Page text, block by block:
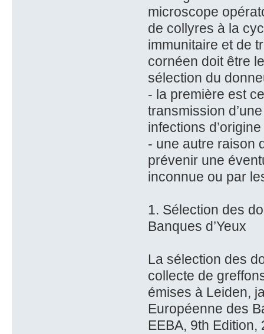
microscope
de collyres à la
immunitaire et de
cornéen doit être
sélection du
- la première est
transmission
infections
- une autre raison
prévenir une
inconnue ou par
1. Sélection des
Banques d’Yeux
La sélection des
collecte de
émises à Leiden,
Européenne des
EEBA, 9th Edition,